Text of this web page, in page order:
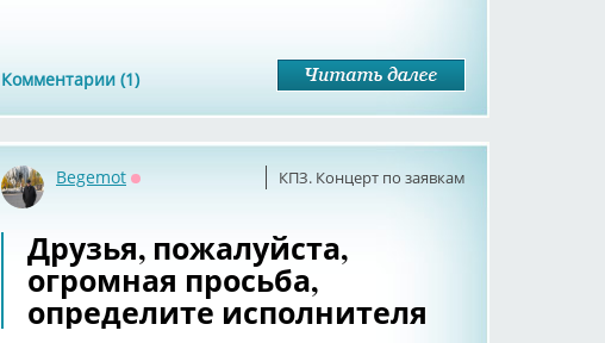
Комментарии (1)
КПЗ. Концерт по заявкам
Begemot
Друзья, пожалуйста,
огромная просьба,
определите исполнителя